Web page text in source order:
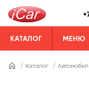
КАТАЛОГ МЕНЮ
/ Каталог /